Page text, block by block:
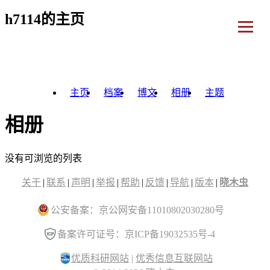
h7114的主页
主页 档案 博文 相册 主题
相册
没有可浏览的列表
关于 | 联系 | 声明 | 举报 | 帮助 | 反馈 | 导航 | 版本 | 晓木虫
公安备案：京公网安备11010802030280号
备案许可证号：京ICP备19032535号-4
优质科研网站 | 优秀信息互联网站